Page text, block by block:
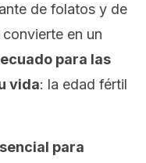
de folatos y de
en un
para las
vida: la edad fértil
para